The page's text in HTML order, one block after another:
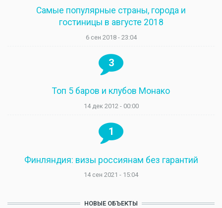
Самые популярные страны, города и
гостиницы в августе 2018
6 сен 2018 - 23:04
3
Топ 5 баров и клубов Монако
14 дек 2012 - 00:00
1
Финляндия: визы россиянам без гарантий
14 сен 2021 - 15:04
НОВЫЕ ОБЪЕКТЫ